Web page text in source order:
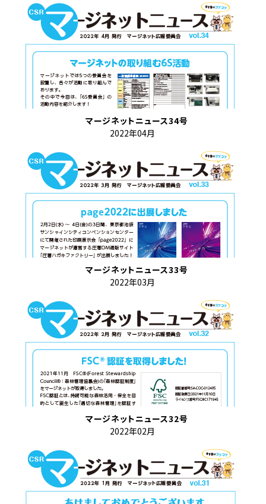
マージネットニュース34号
2022年04月
マージネットニュース33号
2022年03月
マージネットニュース32号
2022年02月